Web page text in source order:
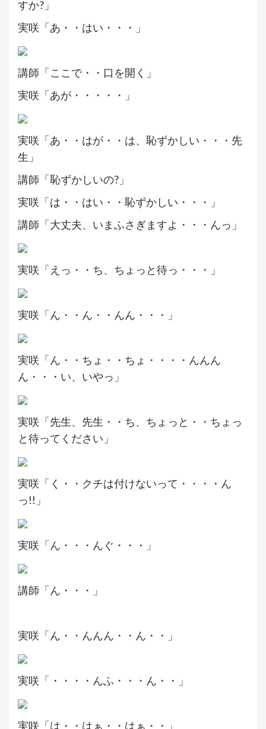
すか?」
実咲「あ・・はい・・・」
講師「ここで・・口を開く」
実咲「あが・・・・・」
実咲「あ・・はが・・は、恥ずかしい・・・先
生」
講師「恥ずかしいの?」
実咲「は・・はい・・恥ずかしい・・・」
講師「大丈夫、いまふさぎますよ・・・んっ」
実咲「えっ・・ち、ちょっと待っ・・・」
実咲「ん・・ん・・んん・・・」
実咲「ん・・ちょ・・ちょ・・・・んんん
ん・・・い、いやっ」
実咲「先生、先生・・ち、ちょっと・・ちょっ
と待ってください」
実咲「く・・クチは付けないって・・・・ん
っ!!」
実咲「ん・・・んぐ・・・」
講師「ん・・・」
実咲「ん・・んんん・・ん・・」
実咲「・・・・んふ・・・ん・・」
実咲「は・・はぁ・・はぁ・・」